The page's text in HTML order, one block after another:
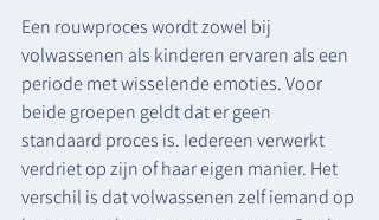
Een rouwproces wordt zowel bij
volwassenen als kinderen ervaren als een
periode met wisselende emoties. Voor
beide groepen geldt dat er geen
standaard proces is. Iedereen verwerkt
verdriet op zijn of haar eigen manier. Het
verschil is dat volwassenen zelf iemand op